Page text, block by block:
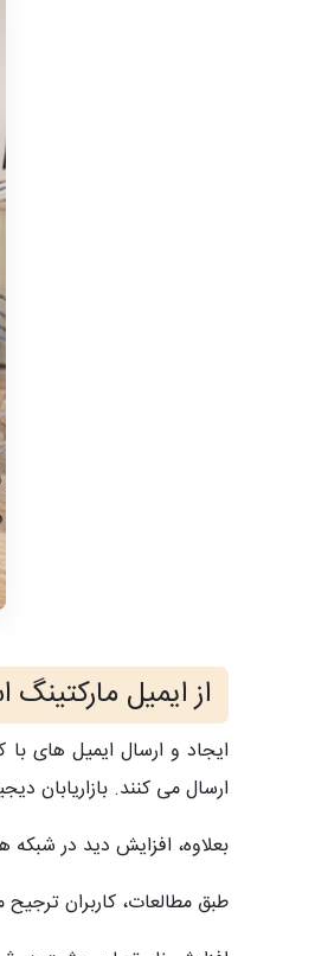
از ایمیل مارکتینگ
ایجاد و ارسال ایمیل های
ارسال می کنند. بازاریابان
بعلاوه، افزایش دید در
طبق مطالعات، کاربران